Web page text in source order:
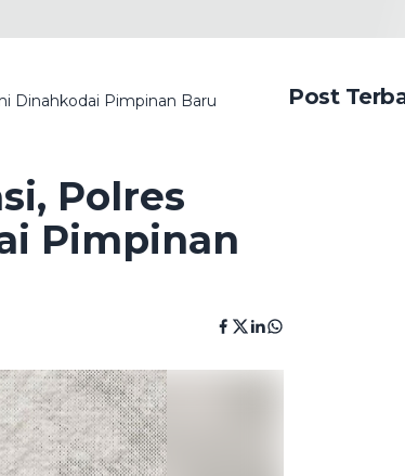
Dinahkodai Pimpinan Baru
Polres
Pimpinan
Post